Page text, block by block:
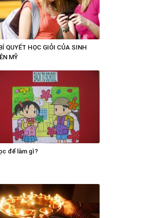
QUYẾT HỌC GIỎI CỦA SINH
MỸ
để làm gì?